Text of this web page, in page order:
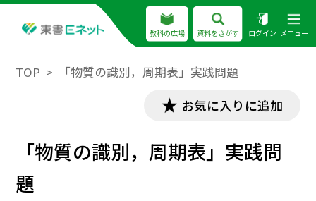
教科の広場 資料をさがす ログイン メニュー
TOP 「物質の識別，周期表」実践問題
お気に入りに追加
「物質の識別，周期表」実践問
題